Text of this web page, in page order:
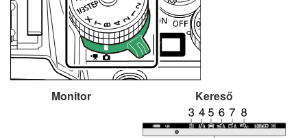
Monitor Kereső